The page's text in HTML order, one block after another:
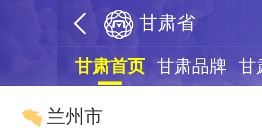
甘肃省
甘肃首页 甘肃品牌 甘
兰州市